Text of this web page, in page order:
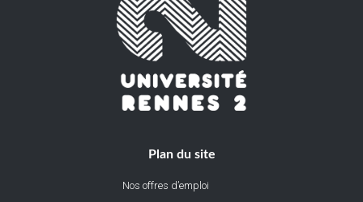
Plan du site
Nos offres d’emploi